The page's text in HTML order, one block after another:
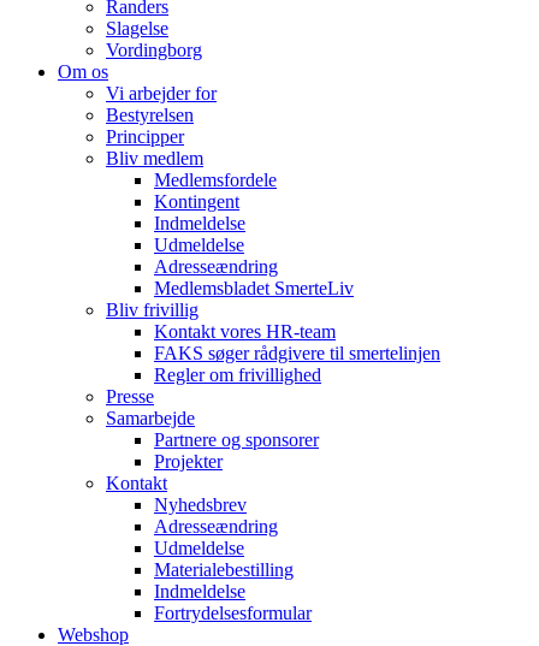
Randers
Slagelse
Vordingborg
Om os
Vi arbejder for
Bestyrelsen
Principper
Bliv medlem
Medlemsfordele
Kontingent
Indmeldelse
Udmeldelse
Adresseændring
Medlemsbladet SmerteLiv
Bliv frivillig
Kontakt vores HR-team
FAKS søger rådgivere til smertelinjen
Regler om frivillighed
Presse
Samarbejde
Partnere og sponsorer
Projekter
Kontakt
Nyhedsbrev
Adresseændring
Udmeldelse
Materialebestilling
Indmeldelse
Fortrydelsesformular
Webshop